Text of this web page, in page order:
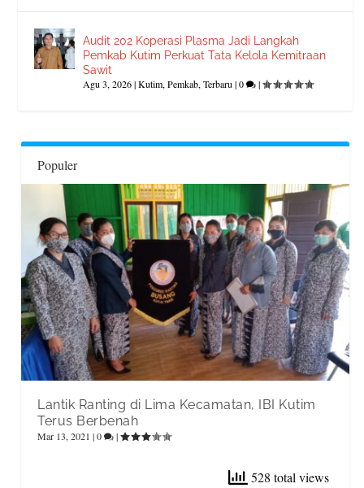
Audit 202 Koperasi Plasma Jadi Langkah
Pemkab Kutim Perkuat Tata Kelola Kemitraan
Sawit
Agu 3, 2026|Kutim,Pemkab,Terbaru |0 |
Populer
Lantik Ranting di Lima Kecamatan, IBI Kutim
Terus Berbenah
Mar 13, 2021 |0 |
528 total views